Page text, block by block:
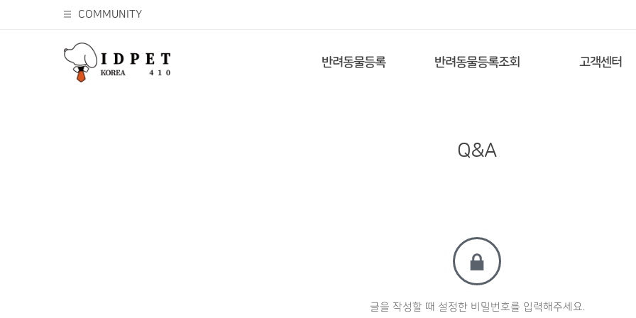
COMMUNITY
반려동물등록 반려동물등록조회 고객센터
Q&A
글을 작성할 때 설정한 비밀번호를 입력해주세요.